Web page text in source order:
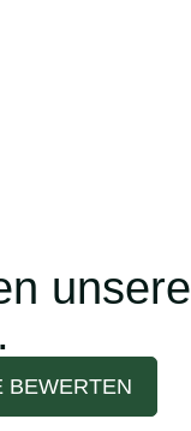
unsere
BEWERTEN